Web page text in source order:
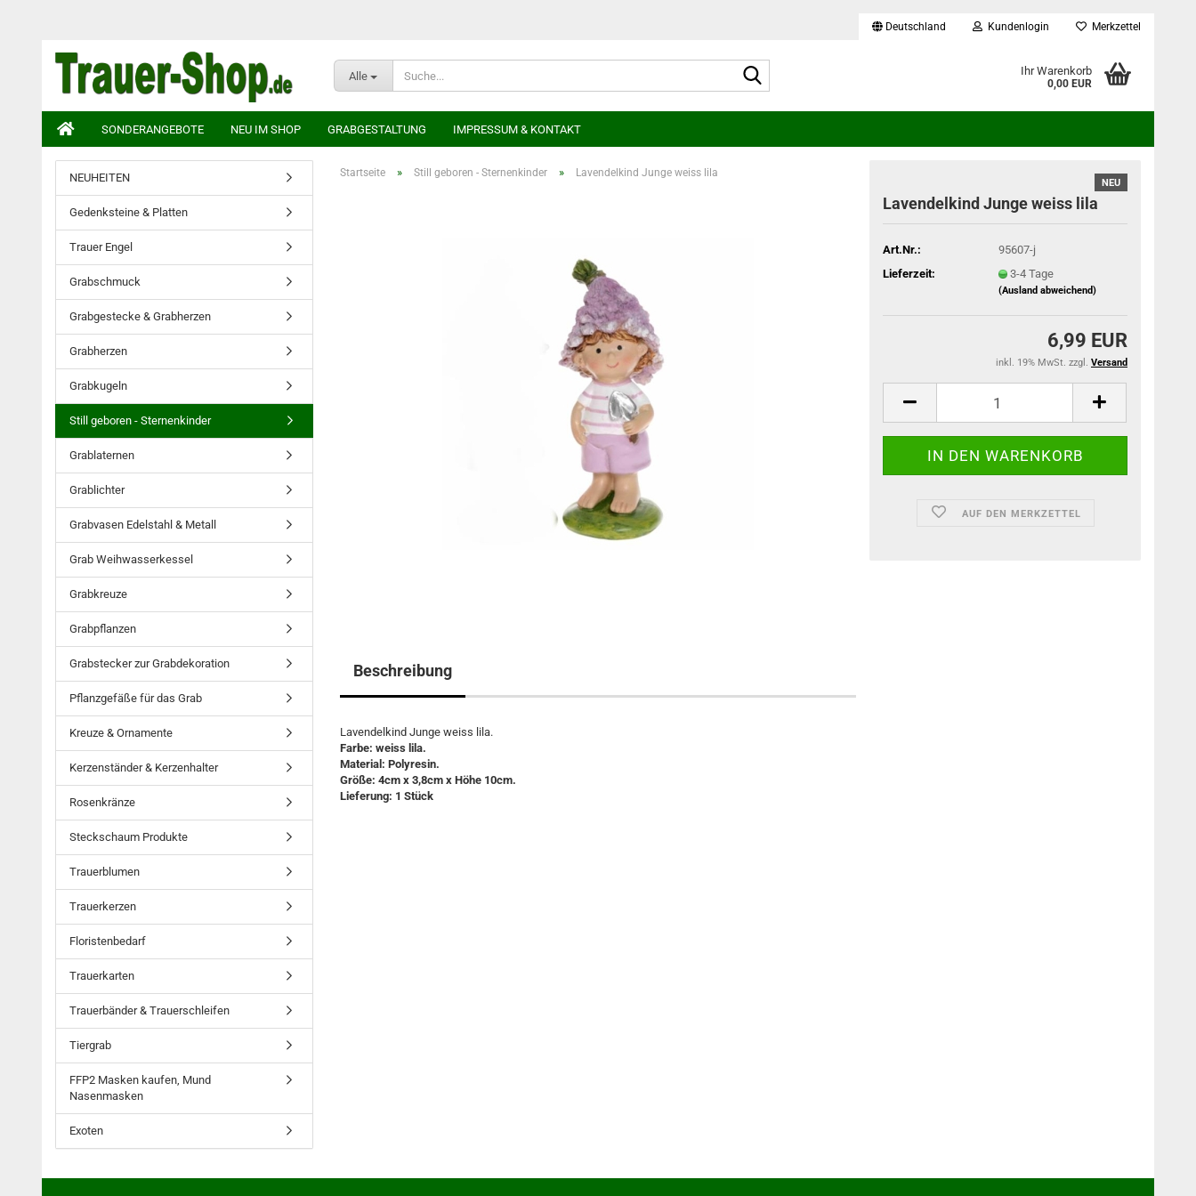
Deutschland Kundenlogin Merkzettel
Alle Ihr Warenkorb
0,00 EUR
SONDERANGEBOTE NEU IM SHOP GRABGESTALTUNG IMPRESSUM & KONTAKT
Startseite » Still geboren - Sternenkinder » Lavendelkind Junge weiss lila
NEU
Lavendelkind Junge weiss lila
Art.Nr.:
95607-j
Lieferzeit:
3-4 Tage
(Ausland abweichend)
6,99 EUR
inkl. 19% MwSt. zzgl. Versand
AUF DEN MERKZETTEL
Beschreibung
Lavendelkind Junge weiss lila.
Farbe: weiss lila.
Material: Polyresin.
Größe: 4cm x 3,8cm x Höhe 10cm.
Lieferung: 1 Stück
NEUHEITEN
Gedenksteine & Platten
Trauer Engel
Grabschmuck
Grabgestecke & Grabherzen
Grabherzen
Grabkugeln
Still geboren - Sternenkinder
Grablaternen
Grablichter
Grabvasen Edelstahl & Metall
Grab Weihwasserkessel
Grabkreuze
Grabpflanzen
Grabstecker zur Grabdekoration
Pflanzgefäße für das Grab
Kreuze & Ornamente
Kerzenständer & Kerzenhalter
Rosenkränze
Steckschaum Produkte
Trauerblumen
Trauerkerzen
Floristenbedarf
Trauerkarten
Trauerbänder & Trauerschleifen
Tiergrab
FFP2 Masken kaufen, Mund
Nasenmasken
Exoten